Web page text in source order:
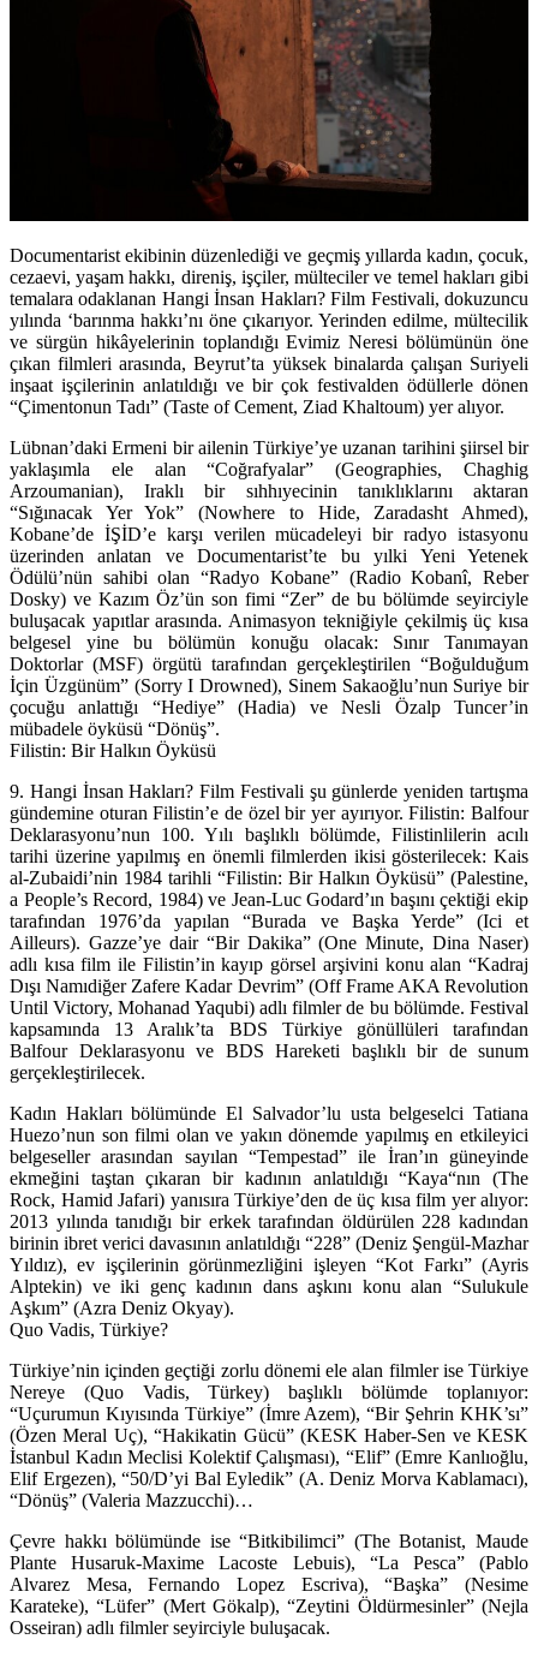
Documentarist ekibinin düzenlediği ve geçmiş yıllarda kadın, çocuk,
cezaevi, yaşam hakkı, direniş, işçiler, mülteciler ve temel hakları gibi
temalara odaklanan Hangi İnsan Hakları? Film Festivali, dokuzuncu
yılında ‘barınma hakkı’nı öne çıkarıyor. Yerinden edilme, mültecilik
ve sürgün hikâyelerinin toplandığı Evimiz Neresi bölümünün öne
çıkan filmleri arasında, Beyrut’ta yüksek binalarda çalışan Suriyeli
inşaat işçilerinin anlatıldığı ve bir çok festivalden ödüllerle dönen
“Çimentonun Tadı” (Taste of Cement, Ziad Khaltoum) yer alıyor.
Lübnan’daki Ermeni bir ailenin Türkiye’ye uzanan tarihini şiirsel bir
yaklaşımla ele alan “Coğrafyalar” (Geographies, Chaghig
Arzoumanian), Iraklı bir sıhhıyecinin tanıklıklarını aktaran
“Sığınacak Yer Yok” (Nowhere to Hide, Zaradasht Ahmed),
Kobane’de İŞİD’e karşı verilen mücadeleyi bir radyo istasyonu
üzerinden anlatan ve Documentarist’te bu yılki Yeni Yetenek
Ödülü’nün sahibi olan “Radyo Kobane” (Radio Kobanî, Reber
Dosky) ve Kazım Öz’ün son fimi “Zer” de bu bölümde seyirciyle
buluşacak yapıtlar arasında. Animasyon tekniğiyle çekilmiş üç kısa
belgesel yine bu bölümün konuğu olacak: Sınır Tanımayan
Doktorlar (MSF) örgütü tarafından gerçekleştirilen “Boğulduğum
İçin Üzgünüm” (Sorry I Drowned), Sinem Sakaoğlu’nun Suriye bir
çocuğu anlattığı “Hediye” (Hadia) ve Nesli Özalp Tuncer’in
mübadele öyküsü “Dönüş”.
Filistin: Bir Halkın Öyküsü
9. Hangi İnsan Hakları? Film Festivali şu günlerde yeniden tartışma
gündemine oturan Filistin’e de özel bir yer ayırıyor. Filistin: Balfour
Deklarasyonu’nun 100. Yılı başlıklı bölümde, Filistinlilerin acılı
tarihi üzerine yapılmış en önemli filmlerden ikisi gösterilecek: Kais
al-Zubaidi’nin 1984 tarihli “Filistin: Bir Halkın Öyküsü” (Palestine,
a People’s Record, 1984) ve Jean-Luc Godard’ın başını çektiği ekip
tarafından 1976’da yapılan “Burada ve Başka Yerde” (Ici et
Ailleurs). Gazze’ye dair “Bir Dakika” (One Minute, Dina Naser)
adlı kısa film ile Filistin’in kayıp görsel arşivini konu alan “Kadraj
Dışı Namıdiğer Zafere Kadar Devrim” (Off Frame AKA Revolution
Until Victory, Mohanad Yaqubi) adlı filmler de bu bölümde. Festival
kapsamında 13 Aralık’ta BDS Türkiye gönüllüleri tarafından
Balfour Deklarasyonu ve BDS Hareketi başlıklı bir de sunum
gerçekleştirilecek.
Kadın Hakları bölümünde El Salvador’lu usta belgeselci Tatiana
Huezo’nun son filmi olan ve yakın dönemde yapılmış en etkileyici
belgeseller arasından sayılan “Tempestad” ile İran’ın güneyinde
ekmeğini taştan çıkaran bir kadının anlatıldığı “Kaya“nın (The
Rock, Hamid Jafari) yanısıra Türkiye’den de üç kısa film yer alıyor:
2013 yılında tanıdığı bir erkek tarafından öldürülen 228 kadından
birinin ibret verici davasının anlatıldığı “228” (Deniz Şengül-Mazhar
Yıldız), ev işçilerinin görünmezliğini işleyen “Kot Farkı” (Ayris
Alptekin) ve iki genç kadının dans aşkını konu alan “Sulukule
Aşkım” (Azra Deniz Okyay).
Quo Vadis, Türkiye?
Türkiye’nin içinden geçtiği zorlu dönemi ele alan filmler ise Türkiye
Nereye (Quo Vadis, Türkey) başlıklı bölümde toplanıyor:
“Uçurumun Kıyısında Türkiye” (İmre Azem), “Bir Şehrin KHK’sı”
(Özen Meral Uç), “Hakikatin Gücü” (KESK Haber-Sen ve KESK
İstanbul Kadın Meclisi Kolektif Çalışması), “Elif” (Emre Kanlıoğlu,
Elif Ergezen), “50/D’yi Bal Eyledik” (A. Deniz Morva Kablamacı),
“Dönüş” (Valeria Mazzucchi)…
Çevre hakkı bölümünde ise “Bitkibilimci” (The Botanist, Maude
Plante Husaruk-Maxime Lacoste Lebuis), “La Pesca” (Pablo
Alvarez Mesa, Fernando Lopez Escriva), “Başka” (Nesime
Karateke), “Lüfer” (Mert Gökalp), “Zeytini Öldürmesinler” (Nejla
Osseiran) adlı filmler seyirciyle buluşacak.